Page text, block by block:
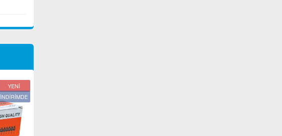
YENİ
İNDİRİMDE